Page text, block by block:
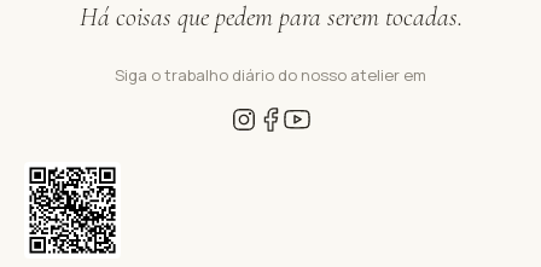
Há coisas que pedem para serem tocadas.
Siga o trabalho diário do nosso atelier em